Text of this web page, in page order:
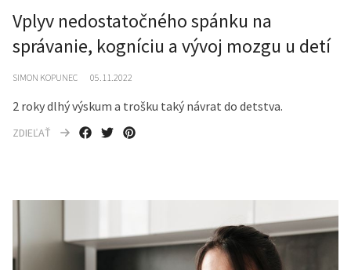
Vplyv nedostatočného spánku na
správanie, kogníciu a vývoj mozgu u detí
SIMON KOPUNEC 05.11.2022
2 roky dlhý výskum a trošku taký návrat do detstva.
ZDIEĽAŤ